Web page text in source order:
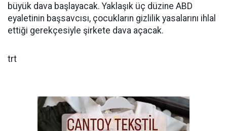
büyük dava başlayacak. Yaklaşık üç düzine ABD
eyaletinin başsavcısı, çocukların gizlilik yasalarını ihlal
ettiği gerekçesiyle şirkete dava açacak.
trt